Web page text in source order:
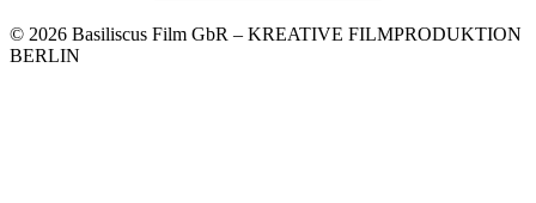
© 2026 Basiliscus Film GbR – KREATIVE FILMPRODUKTION
BERLIN